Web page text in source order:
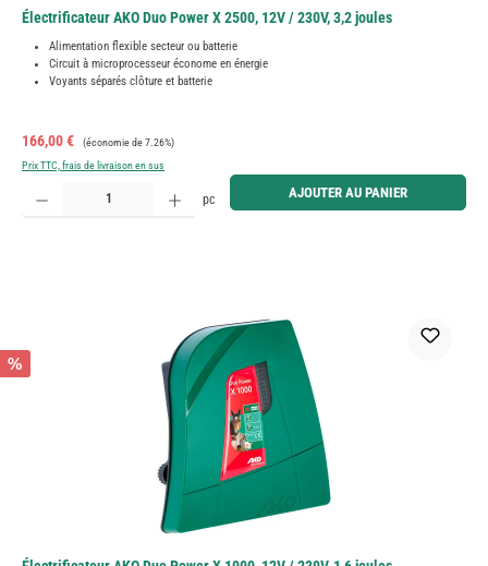
Électrificateur AKO Duo Power X 2500, 12V / 230V, 3,2 joules
Alimentation flexible secteur ou batterie
Circuit à microprocesseur économe en énergie
Voyants séparés clôture et batterie
Prix de vente :
166,00 € Prix régulier :
(économie de 7.26%)
Prix TTC, frais de livraison en sus
Quantité de produit : Entrez la quantité souhaitée ou utilisez les boutons pour augmenter ou
pc AJOUTER AU PANIER
%